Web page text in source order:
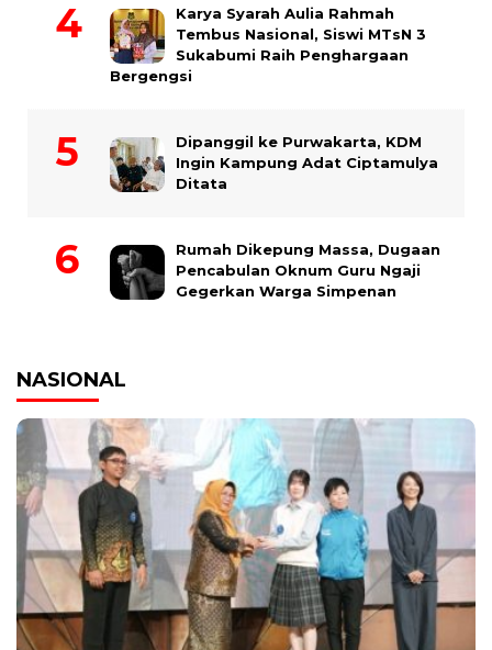
Karya Syarah Aulia Rahmah
Tembus Nasional, Siswi MTsN 3
Sukabumi Raih Penghargaan
Bergengsi
Dipanggil ke Purwakarta, KDM
Ingin Kampung Adat Ciptamulya
Ditata
Rumah Dikepung Massa, Dugaan
Pencabulan Oknum Guru Ngaji
Gegerkan Warga Simpenan
NASIONAL